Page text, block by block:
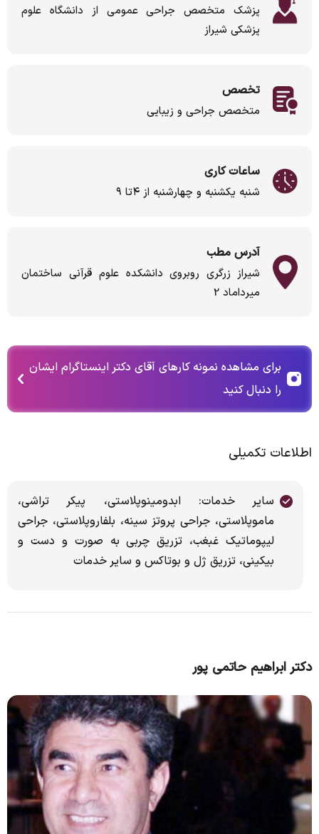
پزشک متخصص جراحی عمومی از دانشگاه علوم
پزشکی شیراز
تخصص
متخصص جراحی و زیبایی
ساعات کاری
شنبه یکشنبه و چهارشنبه از ۴تا ۹
آدرس مطب
شیراز زرگری روبروی دانشکده علوم قرآنی ساختمان
میرداماد 2
برای مشاهده نمونه کارهای آقای دکتر اینستاگرام ایشان
را دنبال کنید
اطلاعات تکمیلی
سایر خدمات: ابدومینوپلاستی، پیکر تراشی،
ماموپلاستی، جراحی پروتز سینه، بلفاروپلاستی، جراحی
لیپوماتیک غبغب، تزریق چربی به صورت و دست و
بیکینی، تزریق ژل و بوتاکس و سایر خدمات
دکتر ابراهیم حاتمی پور